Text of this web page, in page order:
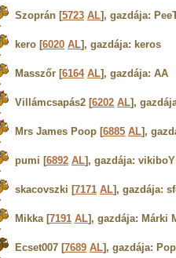
Szoprán [5723 AL], gazdája:
kero [6020 AL], gazdája: keros
Masszőr [6164 AL], gazdája: AA
Villámcsapás2 [6202 AL],
Mrs James Poop [6885 AL],
pumi [6892 AL], gazdája: vikiboY
skacovszki [7171 AL], gazdája:
Mikka [7191 AL], gazdája: Márki
Ecset007 [7689 AL], gazdája: